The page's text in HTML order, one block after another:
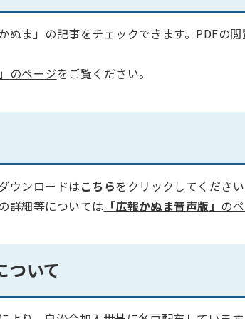
ぬま」の記事をチェックできます。PDFの
のページをご覧ください。
ウンロードはこちらをクリックしてください
詳細等については 「広報かぬま音声版」 の
ついて